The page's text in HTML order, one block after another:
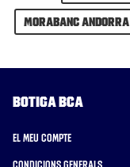
MoraBanc Andorra
Botiga BCA
El meu compte